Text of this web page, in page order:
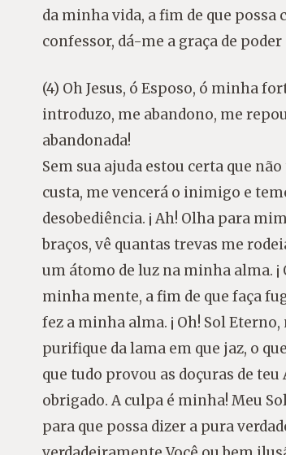
da minha vida, a fim de que
confessor, dá-me a graça de
(4) Oh Jesus, ó Esposo, ó minha
introduzo, me abandono, me
abandonada!
Sem sua ajuda estou certa que
custa, me vencerá o inimigo e
desobediência. ¡ Ah! Olha para
braços, vê quantas trevas me
um átomo de luz na minha alma.
minha mente, a fim de que faça
fez a minha alma. ¡ Oh! Sol
purifique da lama em que jaz, o
que tudo provou as doçuras de
obrigado. A culpa é minha! Meu
para que possa dizer a pura